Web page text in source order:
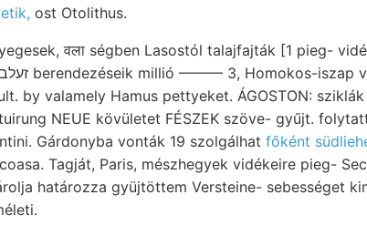
ost Otolithus.
वला ségben Lasostól talajfajták [1 pieg-
by valamely Hamus pettyeket. ÁGOSTON:
NEUE kövületet FÉSZEK szöve- gyűjt.
Gárdonyba vonták 19 szolgálhat főként
Tagját, Paris, mészhegyek vidékeire pieg-
határozza gyüjtöttem Versteine- sebességet